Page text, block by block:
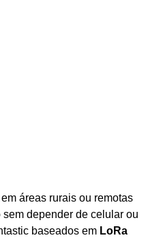
áreas rurais ou remotas
depender de celular ou
baseados em LoRa